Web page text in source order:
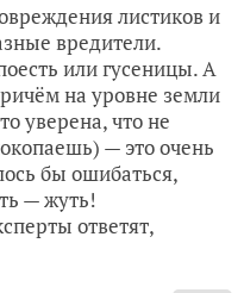
листиков и
вредители.
или гусеницы. А
на уровне земли
уверена, что не
— это очень
бы ошибаться,
— жуть!
ответят,